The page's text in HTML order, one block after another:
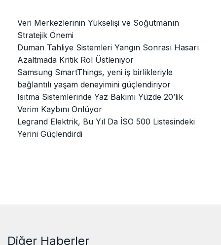
Veri Merkezlerinin Yükselişi ve Soğutmanın
Stratejik Önemi
Duman Tahliye Sistemleri Yangın Sonrası Hasarı
Azaltmada Kritik Rol Üstleniyor
Samsung SmartThings, yeni iş birlikleriyle
bağlantılı yaşam deneyimini güçlendiriyor
Isıtma Sistemlerinde Yaz Bakımı Yüzde 20’lik
Verim Kaybını Önlüyor
Legrand Elektrik, Bu Yıl Da İSO 500 Listesindeki
Yerini Güçlendirdi
Diğer Haberler